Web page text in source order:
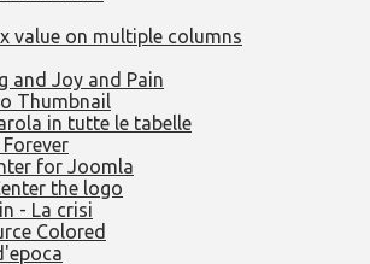
value on multiple columns
and Joy and Pain
Thumbnail
in tutte le tabelle
for Joomla
the logo
- La crisi
Colored